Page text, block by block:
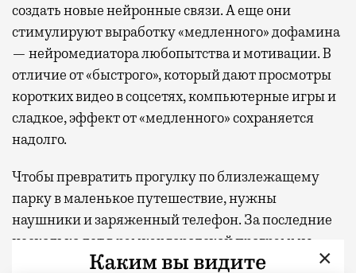
создать новые нейронные связи. А еще они
стимулируют выработку «медленного» дофамина
— нейромедиатора любопытства и мотивации. В
отличие от «быстрого», который дают просмотры
коротких видео в соцсетях, компьютерные игры и
сладкое, эффект от «медленного» сохраняется
надолго.
Чтобы превратить прогулку по близлежащему
парку в маленькое путешествие, нужны
наушники и заряженный телефон. За последние
несколько лет в рамках городской программы
«Мой район» была выпущена серия бесплатных×